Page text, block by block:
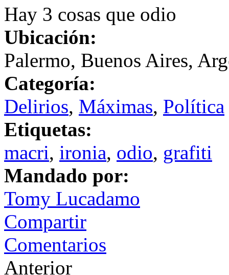
Hay 3 cosas que odio
Ubicación:
Palermo, Buenos Aires,
Categoría:
Delirios, Máximas, Política
Etiquetas:
macri, ironia, odio, grafiti
Mandado por:
Tomy Lucadamo
Compartir
Comentarios
Anterior